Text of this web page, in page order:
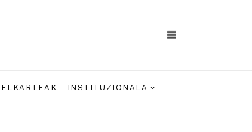
ELKARTEAK INSTITUZIONALA